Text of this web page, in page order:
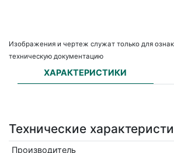
Изображения и чертеж служат только для
техническую документацию
ХАРАКТЕРИСТИКИ
Технические
Производитель